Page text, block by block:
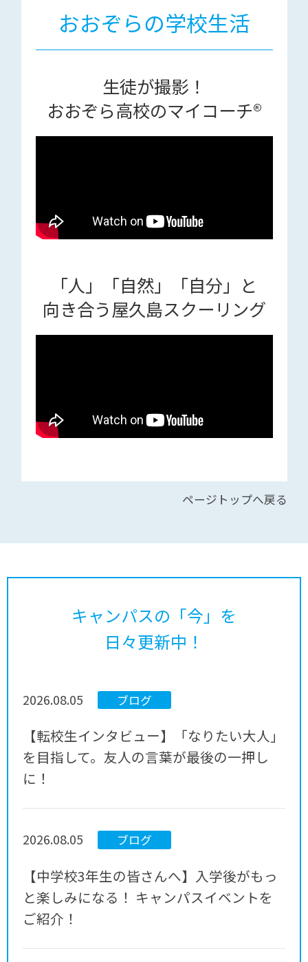
おおぞらの学校生活
生徒が撮影！
おおぞら高校のマイコーチ®
「人」「自然」「自分」と
向き合う屋久島スクーリング
ページトップへ戻る
キャンパスの「今」を
日々更新中！
2026.08.05 ブログ
【転校生インタビュー】「なりたい大人」
を目指して。友人の言葉が最後の一押し
に！
2026.08.05 ブログ
【中学校3年生の皆さんへ】入学後がもっ
と楽しみになる！ キャンパスイベントを
ご紹介！